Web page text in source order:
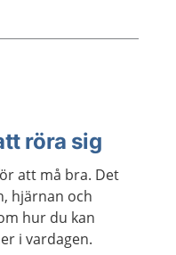
röra sig
att må bra. Det
hjärnan och
hur du kan
i vardagen.